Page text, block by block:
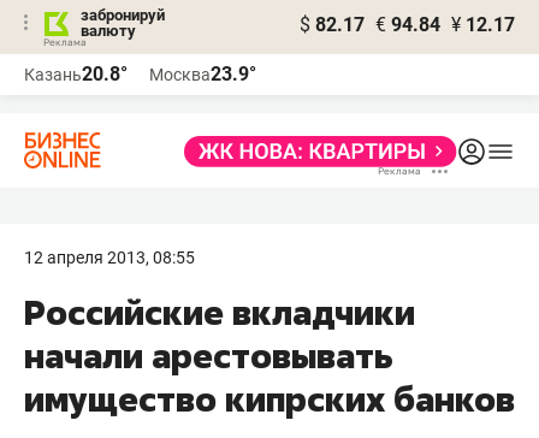
забронируй
валюту
$ 82.17 € 94.84 ¥ 12.17
Казань20.8° Москва23.9°
12 апреля 2013, 08:55
Российские вкладчики
начали арестовывать
имущество кипрских банков